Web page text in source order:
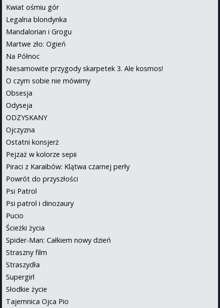
Kwiat ośmiu gór
Legalna blondynka
Mandalorian i Grogu
Martwe zło: Ogień
Na Północ
Niesamowite przygody skarpetek 3. Ale kosmos!
O czym sobie nie mówimy
Obsesja
Odyseja
ODZYSKANY
Ojczyzna
Ostatni konsjerż
Pejzaż w kolorze sepii
Piraci z Karaibów: Klątwa czarnej perły
Powrót do przyszłości
Psi Patrol
Psi patrol i dinozaury
Pucio
Ścieżki życia
Spider-Man: Całkiem nowy dzień
Straszny film
Straszydła
Supergirl
Słodkie życie
Tajemnica Ojca Pio